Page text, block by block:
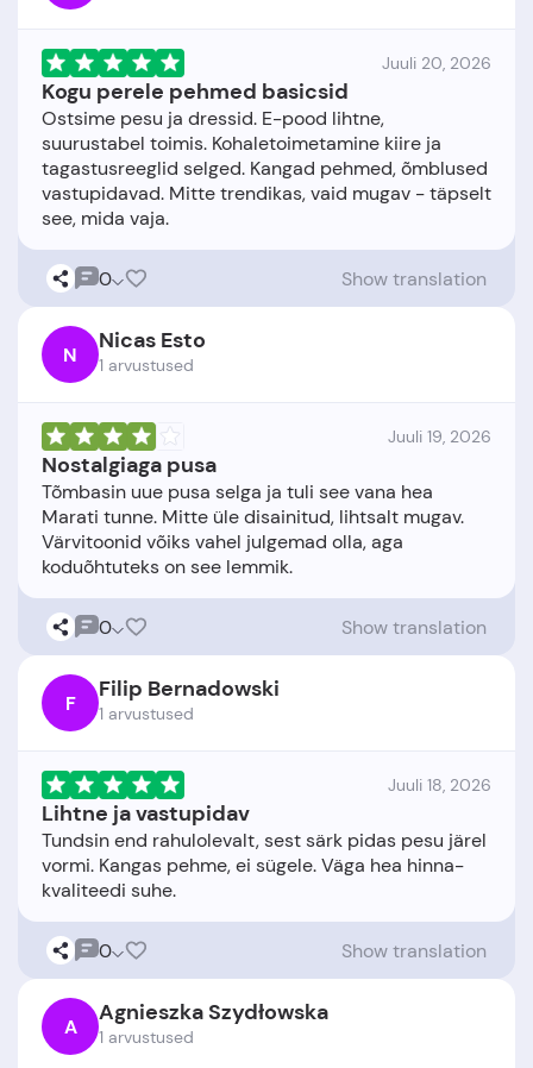
Juuli 20, 2026
Kogu perele pehmed basicsid
Ostsime pesu ja dressid. E-pood lihtne,
suurustabel toimis. Kohaletoimetamine kiire ja
tagastusreeglid selged. Kangad pehmed, õmblused
vastupidavad. Mitte trendikas, vaid mugav - täpselt
0 Show translation
N Nicas Esto
1 arvustused
Juuli 19, 2026
Nostalgiaga pusa
Tõmbasin uue pusa selga ja tuli see vana hea
Marati tunne. Mitte üle disainitud, lihtsalt mugav.
Värvitoonid võiks vahel julgemad olla, aga
0 Show translation
F Filip Bernadowski
1 arvustused
Juuli 18, 2026
Lihtne ja vastupidav
Tundsin end rahulolevalt, sest särk pidas pesu järel
vormi. Kangas pehme, ei sügele. Väga hea hinna-
0 Show translation
A Agnieszka Szydłowska
1 arvustused